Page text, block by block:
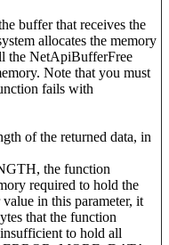
buffer that receives the
allocates the memory
the NetApiBufferFree
Note that you must
fails with
of the returned data, in
the function
required to hold the
in this parameter, it
that the function
to hold all